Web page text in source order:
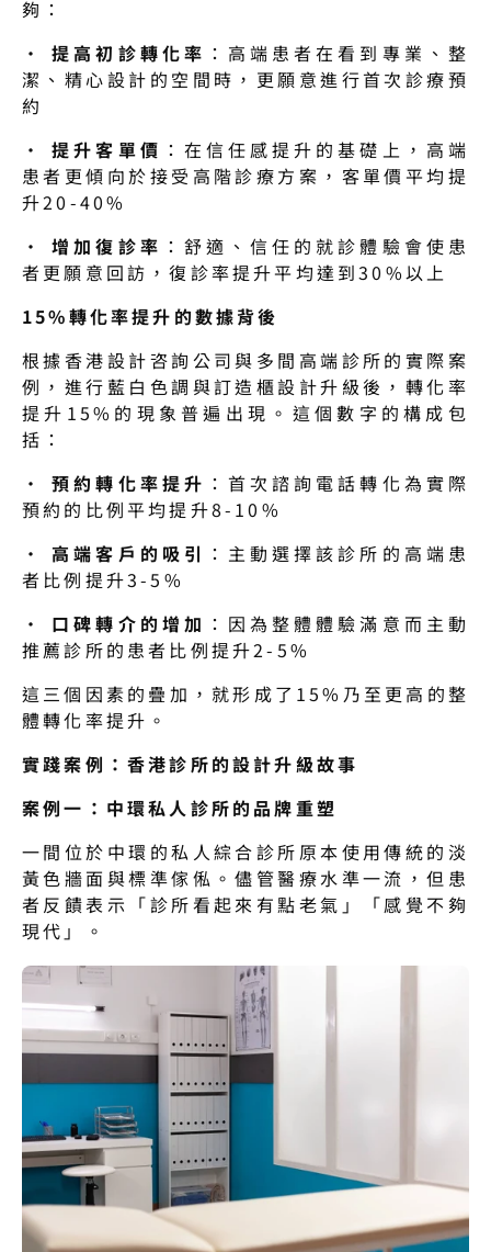
夠：
· 提高初診轉化率 ：高端患者在看到專業、整
潔、精心設計的空間時，更願意進行首次診療預
約
· 提升客單價 ：在信任感提升的基礎上，高端
患者更傾向於接受高階診療方案，客單價平均提
升20-40%
· 增加復診率 ：舒適、信任的就診體驗會使患
者更願意回訪，復診率提升平均達到30%以上
15%轉化率提升的數據背後
根據香港設計咨詢公司與多間高端診所的實際案
例，進行藍白色調與訂造櫃設計升級後，轉化率
提升15%的現象普遍出現。這個數字的構成包
括：
· 預約轉化率提升 ：首次諮詢電話轉化為實際
預約的比例平均提升8-10%
· 高端客戶的吸引 ：主動選擇該診所的高端患
者比例提升3-5%
· 口碑轉介的增加 ：因為整體體驗滿意而主動
推薦診所的患者比例提升2-5%
這三個因素的疊加，就形成了15%乃至更高的整
體轉化率提升。
實踐案例：香港診所的設計升級故事
案例一：中環私人診所的品牌重塑
一間位於中環的私人綜合診所原本使用傳統的淡
黃色牆面與標準傢俬。儘管醫療水準一流，但患
者反饋表示「診所看起來有點老氣」「感覺不夠
現代」。